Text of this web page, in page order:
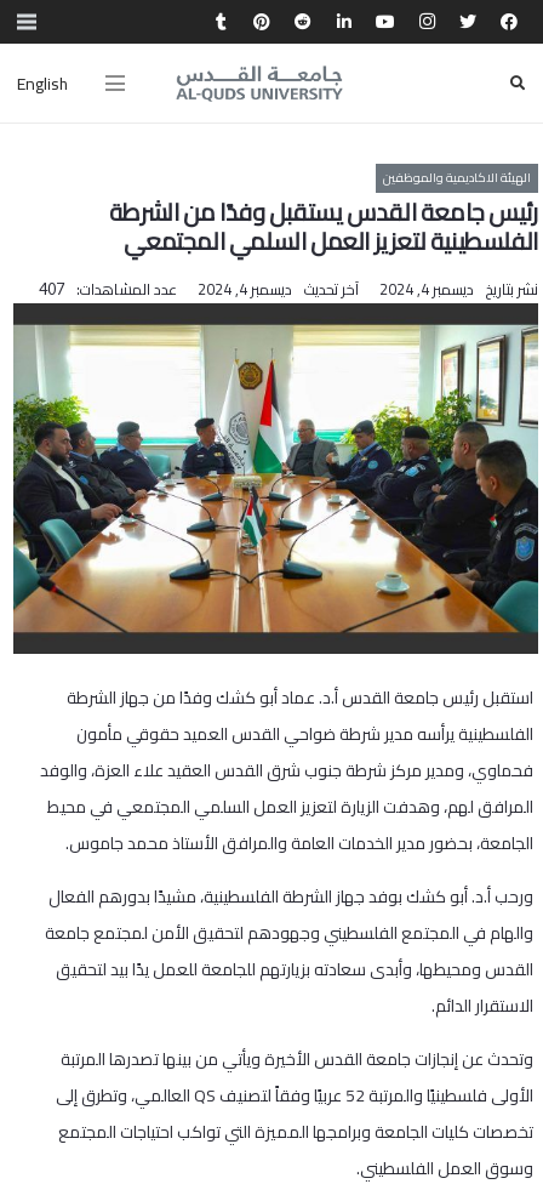
English
الهيئة الاكاديمية والموظفين
رئيس جامعة القدس يستقبل وفدًا من الشرطة
الفلسطينية لتعزيز العمل السلمي المجتمعي
نشر بتاريخ ديسمبر 4, 2024 آخر تحديث ديسمبر 4, 2024 عدد المشاهدات: 407
استقبل رئيس جامعة القدس أ.د. عماد أبو كشك وفدًا من جهاز الشرطة
الفلسطينية يرأسه مدير شرطة ضواحي القدس العميد حقوقي مأمون
فحماوي، ومدير مركز شرطة جنوب شرق القدس العقيد علاء العزة، والوفد
المرافق لهم، وهدفت الزيارة لتعزيز العمل السلمي المجتمعي في محيط
الجامعة، بحضور مدير الخدمات العامة والمرافق الأستاذ محمد جاموس.
ورحب أ.د. أبو كشك بوفد جهاز الشرطة الفلسطينية، مشيدًا بدورهم الفعال
والهام في المجتمع الفلسطيني وجهودهم لتحقيق الأمن لمجتمع جامعة
القدس ومحيطها، وأبدى سعادته بزيارتهم للجامعة للعمل يدًا بيد لتحقيق
الاستقرار الدائم.
وتحدث عن إنجازات جامعة القدس الأخيرة ويأتي من بينها تصدرها المرتبة
الأولى فلسطينيًا والمرتبة 52 عربيًا وفقاً لتصنيف QS العالمي، وتطرق إلى
تخصصات كليات الجامعة وبرامجها المميزة التي تواكب احتياجات المجتمع
وسوق العمل الفلسطيني.